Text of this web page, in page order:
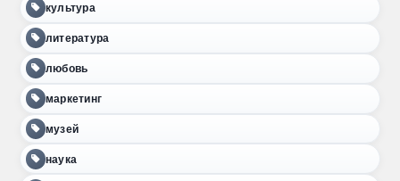
культура
литература
любовь
маркетинг
музей
наука